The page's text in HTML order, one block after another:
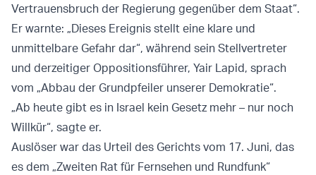
Vertrauensbruch der Regierung gegenüber dem Staat“.
Er warnte: „Dieses Ereignis stellt eine klare und
unmittelbare Gefahr dar“, während sein Stellvertreter
und derzeitiger Oppositionsführer, Yair Lapid, sprach
vom „Abbau der Grundpfeiler unserer Demokratie“.
„Ab heute gibt es in Israel kein Gesetz mehr – nur noch
Willkür“, sagte er.
Auslöser war das Urteil des Gerichts vom 17. Juni, das
es dem „Zweiten Rat für Fernsehen und Rundfunk“